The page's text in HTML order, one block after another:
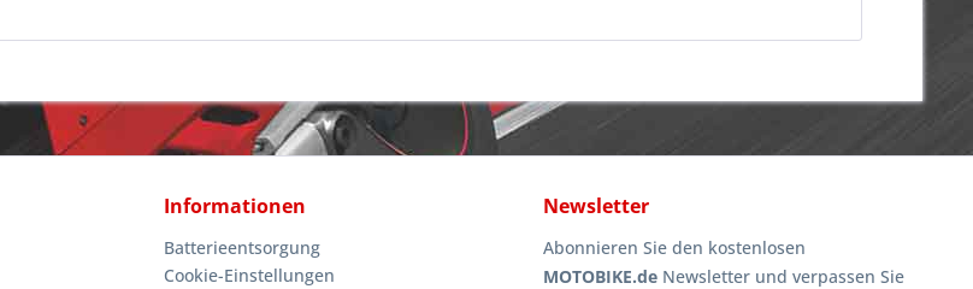
Informationen
Batterieentsorgung
Cookie-Einstellungen
Newsletter
Abonnieren Sie den kostenlosen
MOTOBIKE.de Newsletter und verpassen Sie